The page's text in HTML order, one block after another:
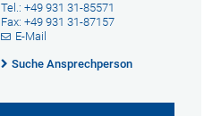
Tel.: +49 931 31-85571
Fax: +49 931 31-87157
E-Mail
Suche Ansprechperson